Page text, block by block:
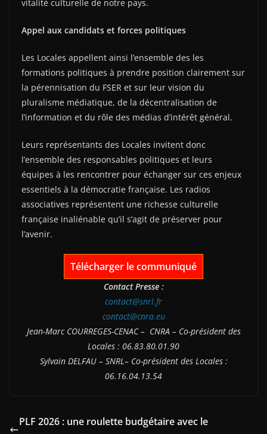
vitalité culturelle de notre pays.
Appel aux candidats et forces politiques
Les Locales appellent ainsi l’ensemble des les
formations politiques à prendre position clairement sur
la pérennisation du FSER et sur leur vision du
pluralisme médiatique, de la décentralisation de
l’information et du rôle des médias d’intérêt général.
Leurs représentants des Locales invitent donc
l’ensemble des responsables politiques et leurs
équipes à les rencontrer pour échanger sur ces enjeux
essentiels à la démocratie française. Les radios
associatives représentent une richesse culturelle
française inaliénable qu’il s’agit de préserver pour
l’avenir.
Télécharger le communiqué
Contact Presse :
contact@snrl.fr
contact@cnra.eu
Jean-Marc COURREGES-CENAC – CNRA – Co-président des
Locales : 06.83.80.01.90
Sylvain DELFAU – SNRL– Co-président des Locales :
06.16.04.13.54
PLF 2026 : une roulette budgétaire avec le